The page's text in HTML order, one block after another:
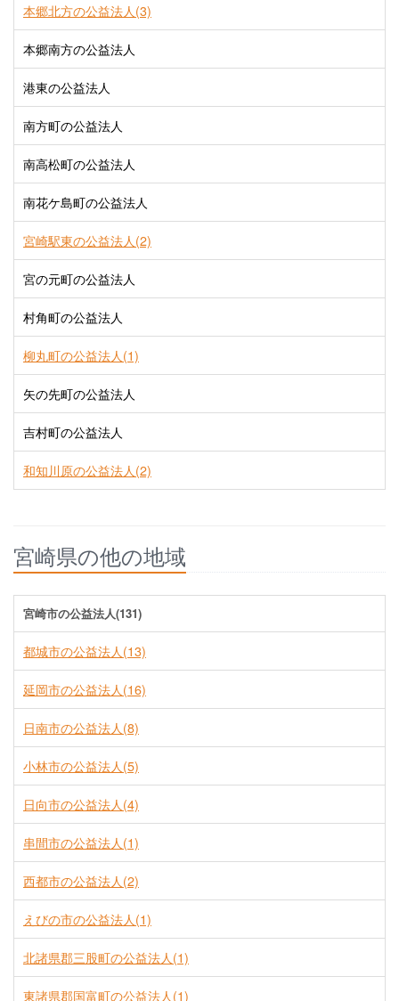
本郷北方の公益法人(3)
本郷南方の公益法人
港東の公益法人
南方町の公益法人
南高松町の公益法人
南花ケ島町の公益法人
宮崎駅東の公益法人(2)
宮の元町の公益法人
村角町の公益法人
柳丸町の公益法人(1)
矢の先町の公益法人
吉村町の公益法人
和知川原の公益法人(2)
宮崎県の他の地域
宮崎市の公益法人(131)
都城市の公益法人(13)
延岡市の公益法人(16)
日南市の公益法人(8)
小林市の公益法人(5)
日向市の公益法人(4)
串間市の公益法人(1)
西都市の公益法人(2)
えびの市の公益法人(1)
北諸県郡三股町の公益法人(1)
東諸県郡国富町の公益法人(1)